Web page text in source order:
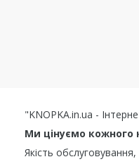
"KNOPKA.in.ua -
Ми цінуємо кожного
Якість